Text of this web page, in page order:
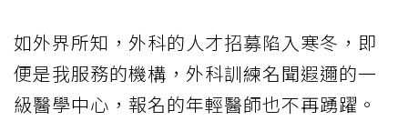
如外界所知，外科的人才招募陷入寒冬，即
便是我服務的機構，外科訓練名聞遐邇的一
級醫學中心，報名的年輕醫師也不再踴躍。